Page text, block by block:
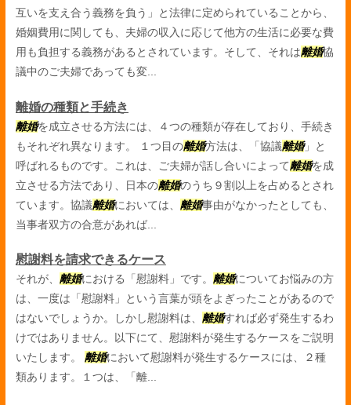
互いを支え合う義務を負う」と法律に定められていることから、
婚姻費用に関しても、夫婦の収入に応じて他方の生活に必要な費
用も負担する義務があるとされています。そして、それは離婚協
議中のご夫婦であっても変...
離婚の種類と手続き
離婚を成立させる方法には、４つの種類が存在しており、手続き
もそれぞれ異なります。 １つ目の離婚方法は、「協議離婚」と
呼ばれるものです。これは、ご夫婦が話し合いによって離婚を成
立させる方法であり、日本の離婚のうち９割以上を占めるとされ
ています。協議離婚においては、 離婚事由がなかったとしても、
当事者双方の合意があれば...
慰謝料を請求できるケース
それが、 離婚における「慰謝料」です。 離婚についてお悩みの方
は、一度は「慰謝料」という言葉が頭をよぎったことがあるので
はないでしょうか。しかし慰謝料は、 離婚すれば必ず発生するわ
けではありません。以下にて、慰謝料が発生するケースをご説明
いたします。 離婚において慰謝料が発生するケースには、２種
類あります。１つは、「離...